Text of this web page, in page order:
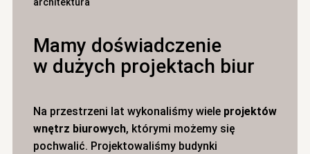
Mamy doświadczenie
w dużych projektach biur
Na przestrzeni lat wykonaliśmy wiele projektów
wnętrz biurowych, którymi możemy się
pochwalić. Projektowaliśmy budynki